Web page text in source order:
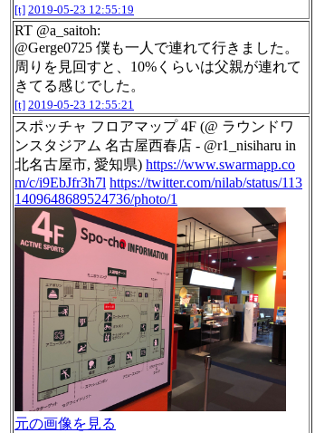
[t] 2019-05-23 12:55:19
RT @a_saitoh:
@Gerge0725 僕も一人で連れて行きました。
周りを見回すと、10%くらいは父親が連れて
きてる感じでした。
[t] 2019-05-23 12:55:21
スポッチャ フロアマップ 4F (@ ラウンドワ
ンスタジアム 名古屋西春店 - @r1_nisiharu in
北名古屋市, 愛知県) https://www.swarmapp.co
m/c/i9EbJfr3h7l https://twitter.com/nilab/status/113
1409648689524736/photo/1
元の画像を見る